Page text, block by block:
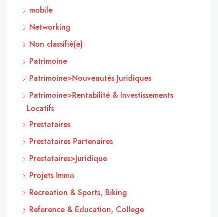
mobile
Networking
Non classifié(e)
Patrimoine
Patrimoine>Nouveautés Juridiques
Patrimoine>Rentabilité & Investissements
Locatifs
Prestataires
Prestataires Partenaires
Prestataires>Juridique
Projets Immo
Recreation & Sports, Biking
Reference & Education, College